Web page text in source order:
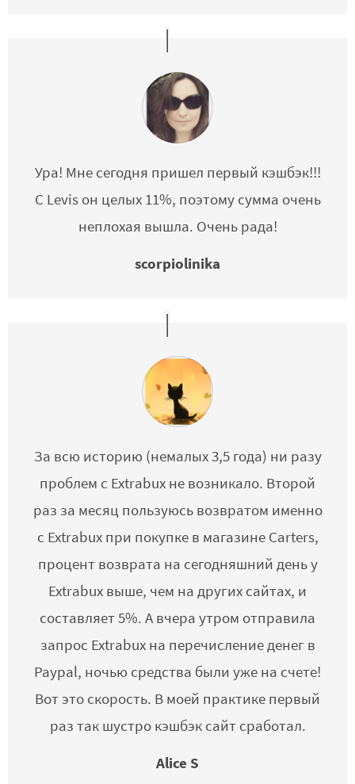
Ура! Мне сегодня пришел первый кэшбэк!!!
С Levis он целых 11%, поэтому сумма очень
неплохая вышла. Очень рада!
scorpiolinika
За всю историю (немалых 3,5 года) ни разу
проблем с Extrabux не возникало. Второй
раз за месяц пользуюсь возвратом именно
с Extrabux при покупке в магазине Carters,
процент возврата на сегодняшний день у
Extrabux выше, чем на других сайтах, и
составляет 5%. А вчера утром отправила
запрос Extrabux на перечисление денег в
Paypal, ночью средства были уже на счете!
Вот это скорость. В моей практике первый
раз так шустро кэшбэк сайт сработал.
Alice S